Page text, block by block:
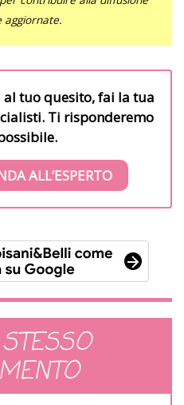
al tuo quesito, fai la tua
Ti risponderemo
ALL’ESPERTO